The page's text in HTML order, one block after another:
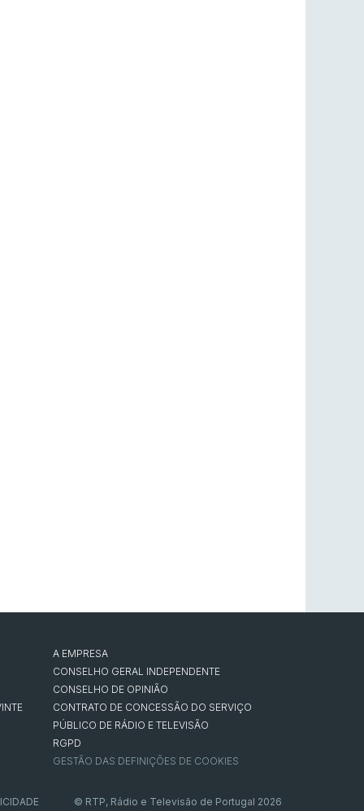
A EMPRESA
CONSELHO GERAL INDEPENDENTE
CONSELHO DE OPINIÃO
CONTRATO DE CONCESSÃO DO SERVIÇO
PÚBLICO DE RÁDIO E TELEVISÃO
RGPD
GESTÃO DAS DEFINIÇÕES DE COOKIES
© RTP, Rádio e Televisão de Portugal 2026